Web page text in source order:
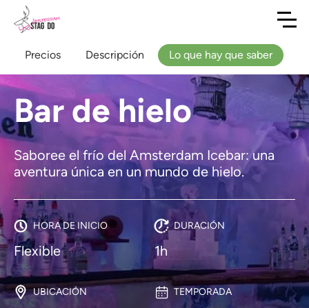
Bar de hielo
Saboree el frío del Amsterdam Icebar: una
aventura única en un mundo de hielo.
HORA DE INICIO
Flexible
DURACIÓN
1h
UBICACIÓN TEMPORADA
Precios Descripción Lo que hay que saber